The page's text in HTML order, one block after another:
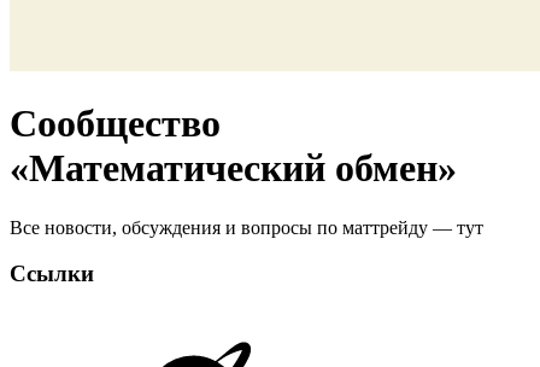
Сообщество
«Математический обмен»
Все новости, обсуждения и вопросы по маттрейду — тут
Ссылки